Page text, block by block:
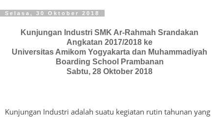
Selasa, 30 Oktober 2018
Kunjungan Industri SMK Ar-Rahmah Srandakan
Angkatan 2017/2018 ke
Universitas Amikom Yogyakarta dan Muhammadiyah
Boarding School Prambanan
Sabtu, 28 Oktober 2018
Kunjungan Industri adalah suatu kegiatan rutin tahunan yang